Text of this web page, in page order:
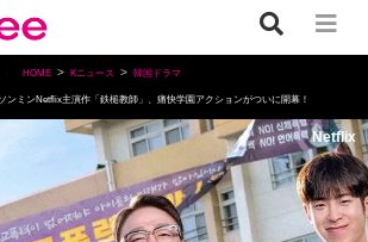
HOME Kニュース 韓国ドラマ
ンミンNetflix主演作「鉄槌教師」、痛快学園アクションがついに開幕！
Netflix